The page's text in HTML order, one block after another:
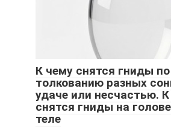
К чему снятся гниды по
толкованию разных
удаче или несчастью.
снятся гниды на
теле